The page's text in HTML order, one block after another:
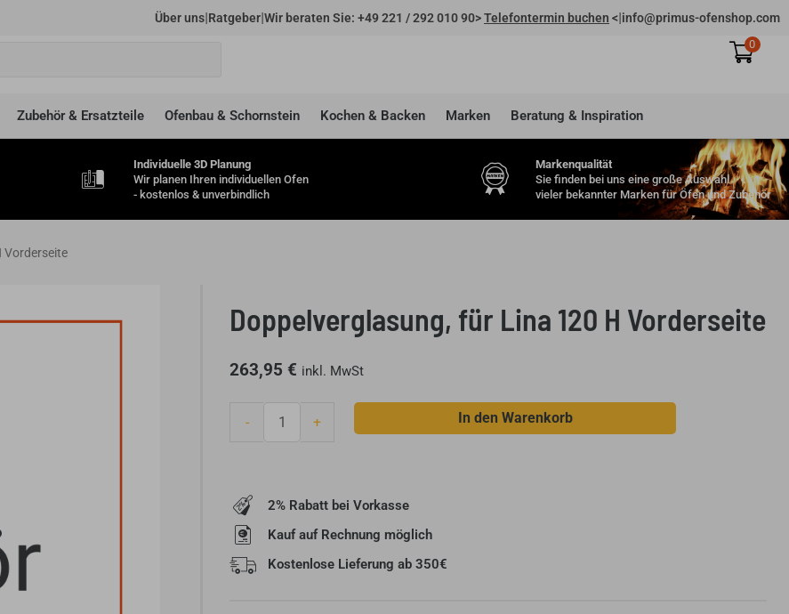
Über uns|Ratgeber|Wir beraten Sie: +49 221 / 292 010 90>Telefontermin buchen <|info@primus-ofenshop.com
0
Zubehör & Ersatzteile Ofenbau & Schornstein Kochen & Backen Marken Beratung & Inspiration
Individuelle 3D Planung
Wir planen Ihren individuellen Ofen
- kostenlos & unverbindlich
Markenqualität
Sie finden bei uns eine große Auswahl
vieler bekannter Marken für Öfen und Zubehör
Vorderseite
Doppelverglasung, für Lina 120 H Vorderseite
263,95 € inkl. MwSt
-
H
Vorderseite
Menge
+ In den Warenkorb
2% Rabatt bei Vorkasse
Kauf auf Rechnung möglich
Kostenlose Lieferung ab 350€